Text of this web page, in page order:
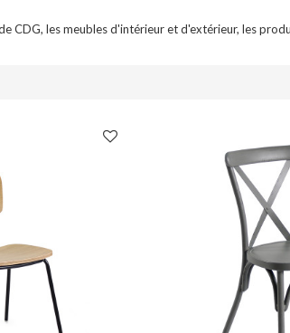
CDG, les meubles d'intérieur et d'extérieur, les